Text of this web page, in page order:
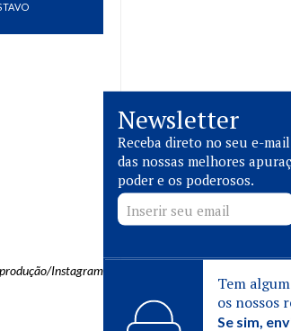
Instagram
Newsletter
Receba direto no seu e-
das nossas melhores
poder e os poderosos.
Tem
os nossos
Se sim,